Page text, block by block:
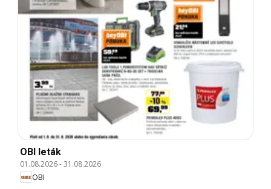
OBI leták
01.08.2026-31.08.2026
OBI